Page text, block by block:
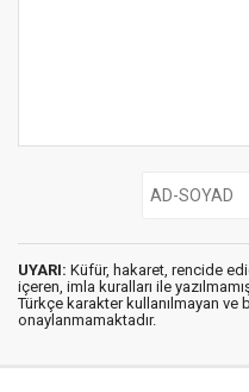
UYARI: Küfür, hakaret, rencide
içeren, imla kuralları ile
Türkçe karakter kullanılmayan ve
onaylanmamaktadır.